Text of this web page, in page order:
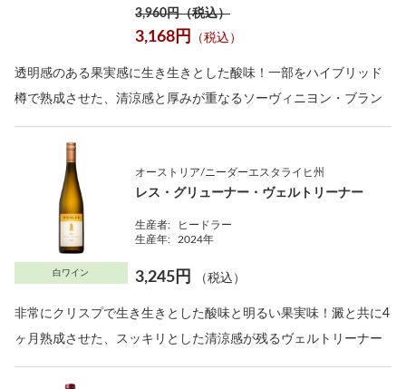
3,960円（税込）
3,168円 （税込）
透明感のある果実感に生き生きとした酸味！一部をハイブリッド
樽で熟成させた、清涼感と厚みが重なるソーヴィニヨン・ブラン
白ワイン
オーストリア/ニーダーエスタライヒ州
レス・グリューナー・ヴェルトリーナー
生産者:
ヒードラー
生産年:
2024年
3,245円 （税込）
非常にクリスプで生き生きとした酸味と明るい果実味！澱と共に4
ヶ月熟成させた、スッキリとした清涼感が残るヴェルトリーナー